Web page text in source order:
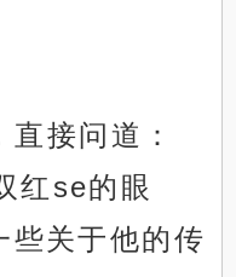
接问道：
红se的眼
些关于他的传